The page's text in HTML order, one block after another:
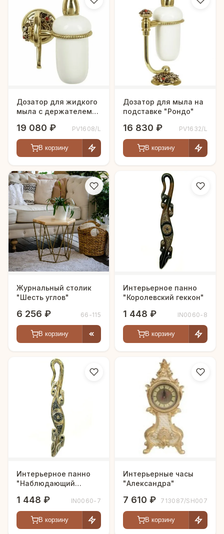
Дозатор для жидкого
мыла с держателем
19 080 ₽ PV1608/L
В корзину
Дозатор для мыла на
подставке "Рондо"
16 830 ₽ PV1632/L
В корзину
Журнальный столик
"Шесть углов"
6 256 ₽ 66-115
В корзину
Интерьерное панно
"Королевский геккон"
1 448 ₽ IN0060-8
В корзину
Интерьерное панно
"Наблюдающий
1 448 ₽ IN0060-7
В корзину
Интерьерные часы
"Александра"
7 610 ₽ 713087/SH007
В корзину